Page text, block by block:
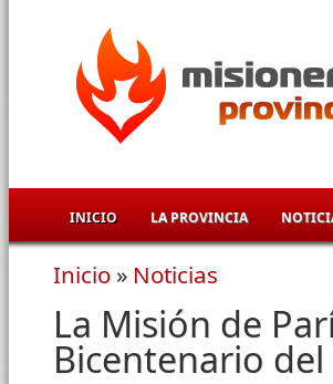
INICIO LA PROVINCIA
Se encuentra usted aquí
Inicio » Noticias
La Misión de
Bicentenario del